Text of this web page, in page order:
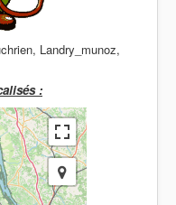
Landry_munoz,
: